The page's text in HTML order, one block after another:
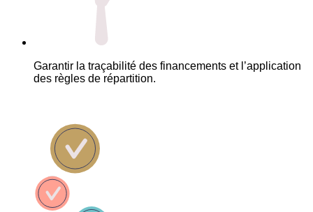
Garantir la traçabilité des financements et l’application
des règles de répartition.